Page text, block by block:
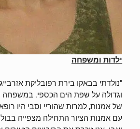
ילדות ומשפחה
"נולדתי בבאקו בירת רפובליקת
וגדולה על שפת הים הכספי. במשפחה
של אמנות, למרות שהוריי וסבי היו
עם אמנות הציור התחילה מצפייה